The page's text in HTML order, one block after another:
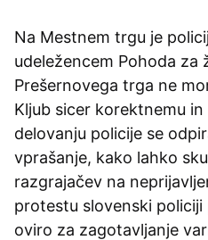
Na Mestnem trgu je
udeležencem Pohoda za
Prešernovega trga ne
Kljub sicer korektnemu
delovanju policije se
vprašanje, kako lahko
razgrajačev na
protestu slovenski
oviro za zagotavljanje